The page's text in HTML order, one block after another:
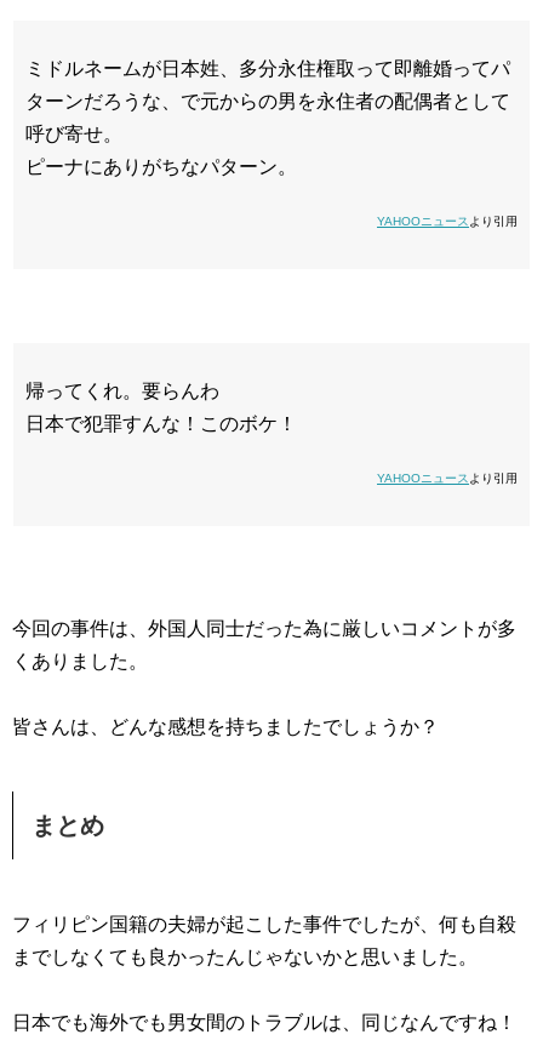
ミドルネームが日本姓、多分永住権取って即離婚ってパ
ターンだろうな、で元からの男を永住者の配偶者として
呼び寄せ。
ピーナにありがちなパターン。
YAHOOニュース より引用
帰ってくれ。要らんわ
日本で犯罪すんな！このボケ！
YAHOOニュース より引用
今回の事件は、外国人同士だった為に厳しいコメントが多
くありました。
皆さんは、どんな感想を持ちましたでしょうか？
まとめ
フィリピン国籍の夫婦が起こした事件でしたが、何も自殺
までしなくても良かったんじゃないかと思いました。
日本でも海外でも男女間のトラブルは、同じなんですね！